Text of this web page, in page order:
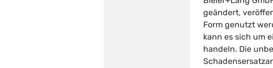
geändert,
Form genutzt
kann es sich um
handeln. Die